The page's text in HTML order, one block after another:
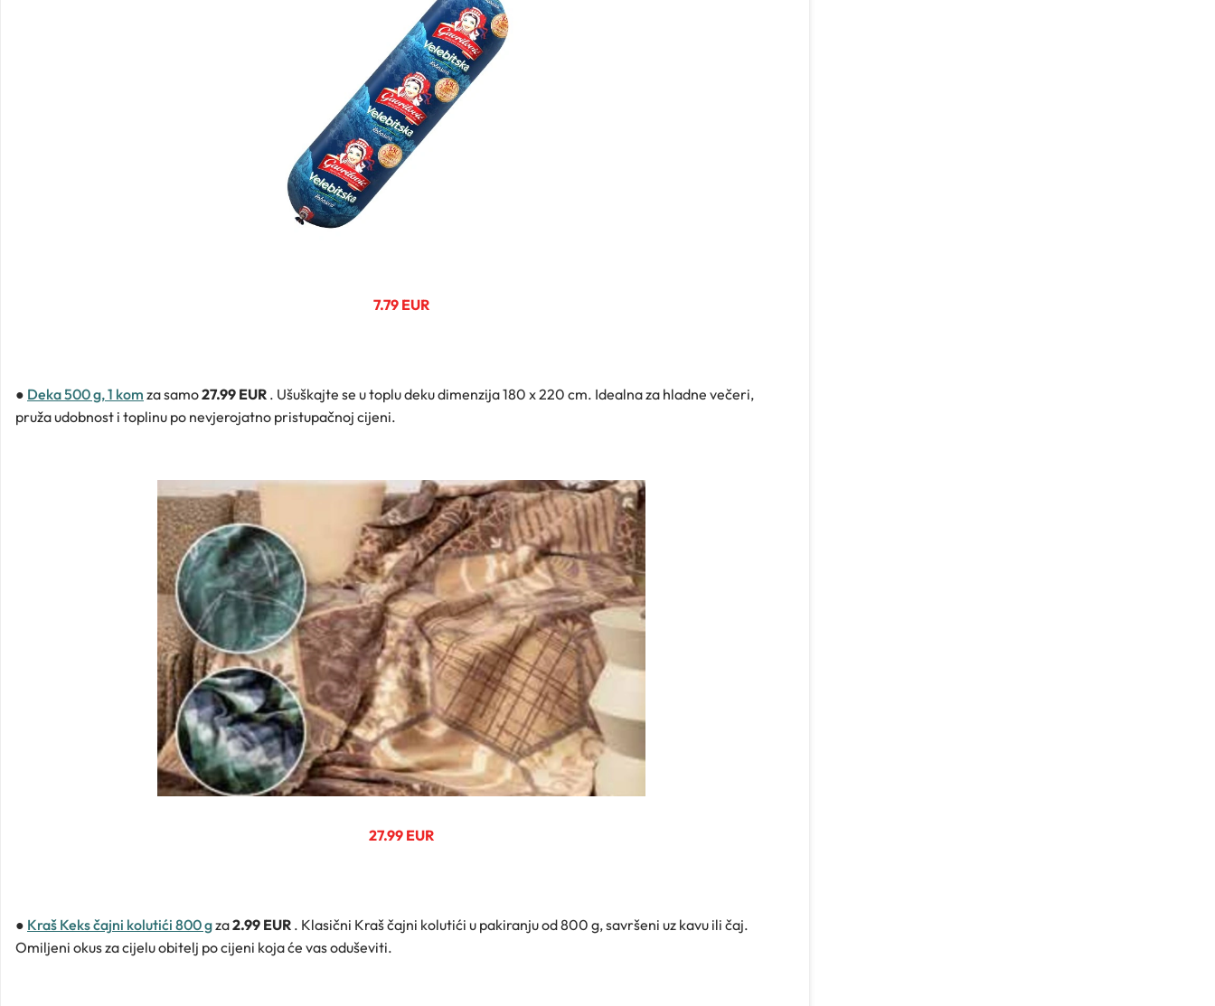
7.79 EUR
● Deka 500 g, 1 kom za samo27.99 EUR . Ušuškajte se u toplu deku dimenzija 180 x 220 cm. Idealna za hladne večeri,
pruža udobnost i toplinu po nevjerojatno pristupačnoj cijeni.
27.99 EUR
● Kraš Keks čajni kolutići 800 gza2.99 EUR . Klasični Kraš čajni kolutići u pakiranju od 800 g, savršeni uz kavu ili čaj.
Omiljeni okus za cijelu obitelj po cijeni koja će vas oduševiti.